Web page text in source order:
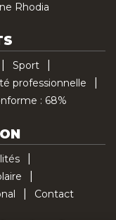
Rhodia
Sport
professionnelle
: 68%
Contact